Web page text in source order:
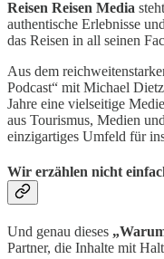
Reisen Reisen Media
authentische Erlebnisse
das Reisen in all seinen
Aus dem
Podcast“ mit Michael
Jahre eine vielseitige
aus Tourismus, Medien
einzigartiges Umfeld für
Wir erzählen nicht
Und genau dieses
Partner, die Inhalte mit